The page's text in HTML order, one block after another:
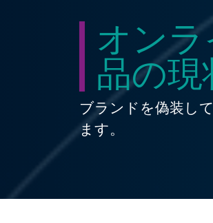
オン
品の現
ブランドを偽装し
ます。